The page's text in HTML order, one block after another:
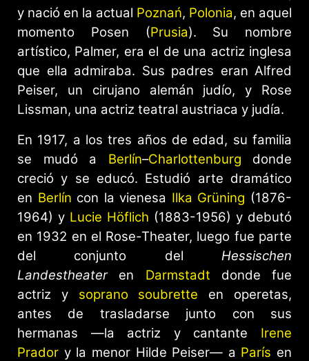
y nació en la actual Poznań, Polonia, en aquel
momento Posen (Prusia). Su nombre
artístico, Palmer, era el de una actriz inglesa
que ella admiraba. Sus padres eran Alfred
Peiser, un cirujano alemán judío, y Rose
Lissman, una actriz teatral austriaca y judía.
En 1917, a los tres años de edad, su familia
se mudó a Berlín–Charlottenburg donde
creció y se educó. Estudió arte dramático
en Berlín con la vienesa Ilka Grüning (1876-
1964) y Lucie Höflich (1883-1956) y debutó
en 1932 en el Rose-Theater, luego fue parte
del conjunto del Hessischen
Landestheateren Darmstadt donde fue
actriz y soprano soubrette en operetas,
antes de trasladarse junto con sus
hermanas —la actriz y cantante Irene
Prador y la menor Hilde Peiser— a París en